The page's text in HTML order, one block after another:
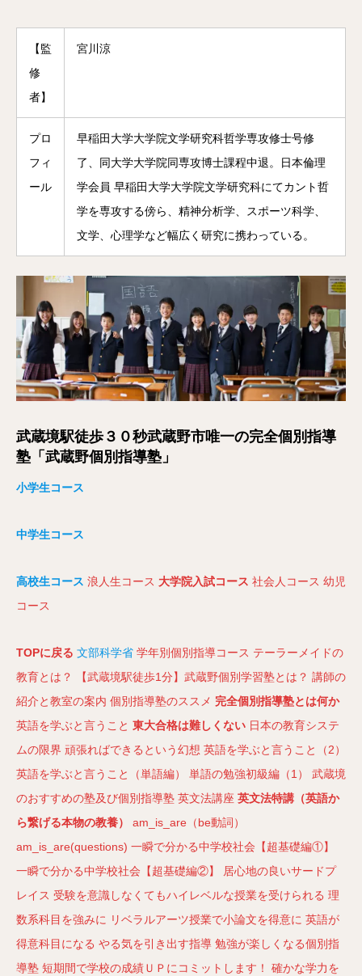
【監
修
者】
宮川涼
プロ
フィ
ール
早稲田大学大学院文学研究科哲学専攻修士号修
了、同大学大学院同専攻博士課程中退。日本倫理
学会員 早稲田大学大学院文学研究科にてカント哲
学を専攻する傍ら、精神分析学、スポーツ科学、
文学、心理学など幅広く研究に携わっている。
武蔵境駅徒歩３０秒武蔵野市唯一の完全個別指導
塾「武蔵野個別指導塾」
小学生コース
中学生コース
高校生コース 浪人生コース 大学院入試コース 社会人コース 幼児
コース
TOPに戻る 文部科学省 学年別個別指導コース テーラーメイドの
教育とは？
【武蔵境駅徒歩1分】武蔵野個別学習塾とは？ 講師の
紹介と教室の案内 個別指導塾のススメ 完全個別指導塾とは何か
英語を学ぶと言うこと 東大合格は難しくない 日本の教育システ
ムの限界 頑張ればできるという幻想 英語を学ぶと言うこと（2）
英語を学ぶと言うこと（単語編）
単語の勉強初級編（1）
武蔵境
のおすすめの塾及び個別指導塾 英文法講座 英文法特講（英語か
ら繋げる本物の教養）
am_is_are（be動詞）
am_is_are(questions) 一瞬で分かる中学校社会【超基礎編①】
一瞬で分かる中学校社会【超基礎編②】
居心地の良いサードプ
レイス 受験を意識しなくてもハイレベルな授業を受けられる 理
数系科目を強みに リベラルアーツ授業で小論文を得意に 英語が
得意科目になる やる気を引き出す指導 勉強が楽しくなる個別指
導塾 短期間で学校の成績ＵＰにコミットします！
確かな学力を